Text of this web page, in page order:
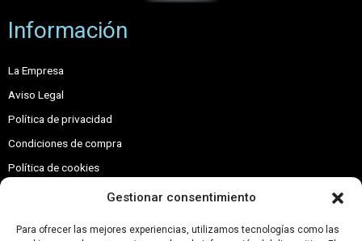
Gestionar consentimiento
Para ofrecer las mejores experiencias, utilizamos tecnologías como las
Información
La Empresa
Aviso Legal
Política de privacidad
Condiciones de compra
Política de cookies
Contacto